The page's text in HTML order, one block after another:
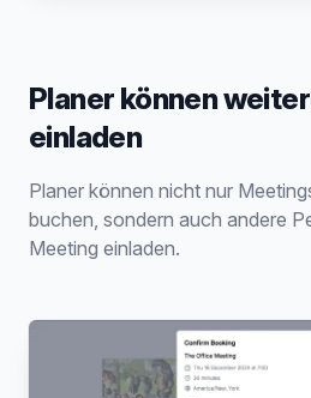
Planer können
einladen
Planer können nicht nur
buchen, sondern auch andere
Meeting einladen.